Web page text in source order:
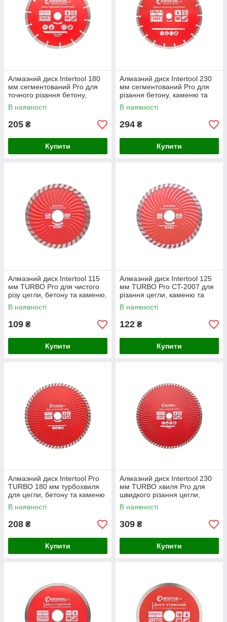
Алмазний диск Intertool 180
мм сегментований Pro для
точного різання бетону,
каменю та цегли
В наявності
205 ₴
Купити
Алмазний диск Intertool 230
мм сегментований Pro для
різання бетону, каменю та
цегли, 7 мм висота кромки
В наявності
294 ₴
Купити
Алмазний диск Intertool 115
мм TURBO Pro для чистого
різу цегли, бетону та каменю,
висота кромки 7 мм
В наявності
109 ₴
Купити
Алмазний диск Intertool 125
мм TURBO Pro CT-2007 для
різання цегли, каменю та
бетону, висота кромки 7 мм
В наявності
122 ₴
Купити
Алмазний диск Intertool Pro
TURBO 180 мм турбохвиля
для цегли, бетону та каменю
з високою швидкістю різу
В наявності
208 ₴
Купити
Алмазний диск Intertool 230
мм TURBO хвиля Pro для
швидкого різання цегли,
каменю та бетону
В наявності
309 ₴
Купити